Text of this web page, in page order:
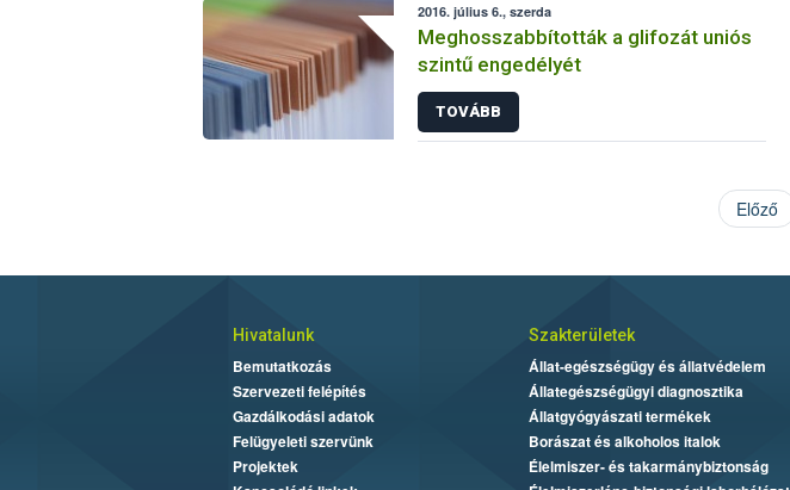
2016. július 6., szerda
Meghosszabbították a glifozát uniós
szintű engedélyét
TOVÁBB
Előző
Hivatalunk
Bemutatkozás
Szervezeti felépítés
Gazdálkodási adatok
Felügyeleti szervünk
Projektek
Szakterületek
Állat-egészségügy és állatvédelem
Állategészségügyi diagnosztika
Állatgyógyászati termékek
Borászat és alkoholos italok
Élelmiszer- és takarmánybiztonság